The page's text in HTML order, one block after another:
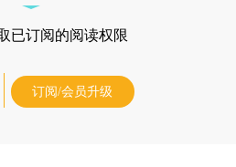
已订阅的阅读权限
订阅/会员升级